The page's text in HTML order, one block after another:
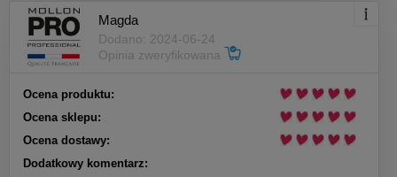
Magda
Dodano: 2024-06-24
Opinia zweryfikowana
Ocena produktu:
Ocena sklepu:
Ocena dostawy:
Dodatkowy komentarz: